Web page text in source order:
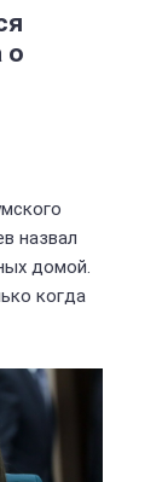
о
назвал
домой.
когда